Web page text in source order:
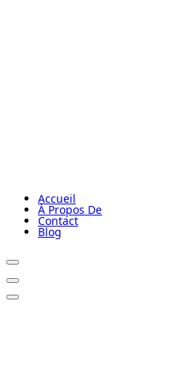
Accueil
À Propos De
Contact
Blog